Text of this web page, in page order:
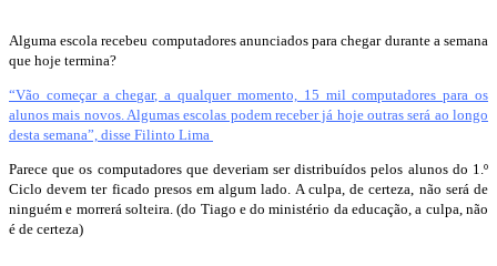
Alguma escola recebeu computadores anunciados para chegar durante a semana
que hoje termina?
“Vão começar a chegar, a qualquer momento, 15 mil computadores para os
alunos mais novos. Algumas escolas podem receber já hoje outras será ao longo
desta semana”, disse Filinto Lima
Parece que os computadores que deveriam ser distribuídos pelos alunos do 1.º
Ciclo devem ter ficado presos em algum lado. A culpa, de certeza, não será de
ninguém e morrerá solteira. (do Tiago e do ministério da educação, a culpa, não
é de certeza)